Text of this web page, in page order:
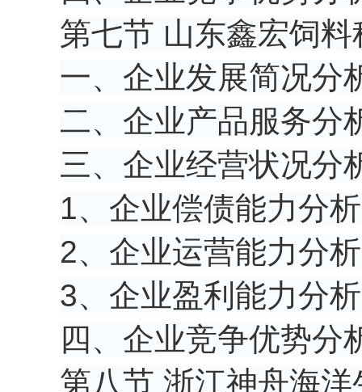
第七节 山东鑫宏饲
一、企业发展简况分
二、企业产品服务分
三、企业经营状况分
1、企业偿债能力分析
2、企业运营能力分析
3、企业盈利能力分析
四、企业竞争优势分
第八节 浙江神舟海